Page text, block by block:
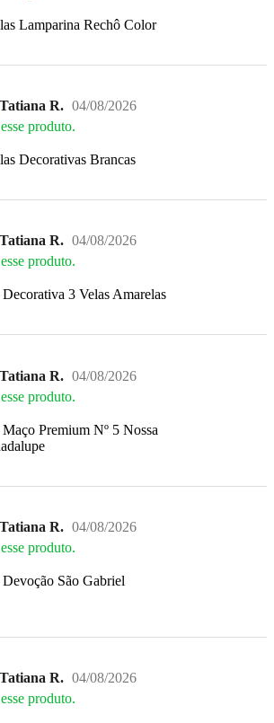
Lamparina Rechô Color
Tatiana R. 04/08/2026
produto.
Decorativas Brancas
Tatiana R. 04/08/2026
produto.
3 Velas Amarelas
Tatiana R. 04/08/2026
produto.
Premium Nº 5 Nossa
Tatiana R. 04/08/2026
produto.
Devoção São Gabriel
Tatiana R. 04/08/2026
produto.